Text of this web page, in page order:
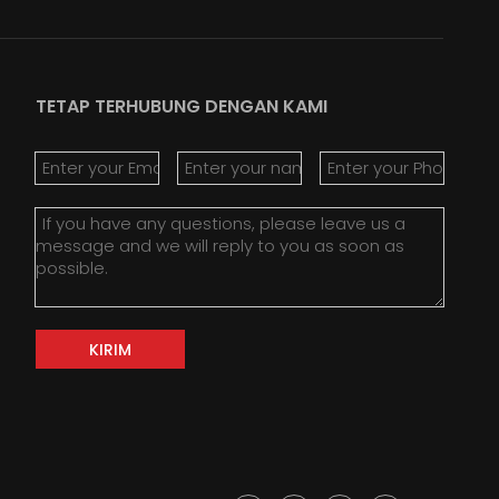
Bang
TETAP TERHUBUNG DENGAN KAMI
KIRIM